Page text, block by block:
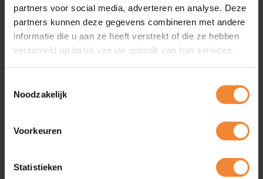
partners voor social media, adverteren en analyse. Deze
partners kunnen deze gegevens combineren met andere
informatie die u aan ze heeft verstrekt of die ze hebben
verzameld op basis van uw gebruik van hun services.
Noodzakelijk
Voorkeuren
Statistieken
Dat is precies de reden waarom er sinds kort op dit stuk
weg, versmallende belijning is geplaatst. Om de resultaten
hiervan in kaart te brengen, zal de politie binnenkort
wederom controles uitvoeren op dit stuk weg.
Lokaal zakendoen!
Succesvol samenwerken? Groeien door lid te worden? Voor een